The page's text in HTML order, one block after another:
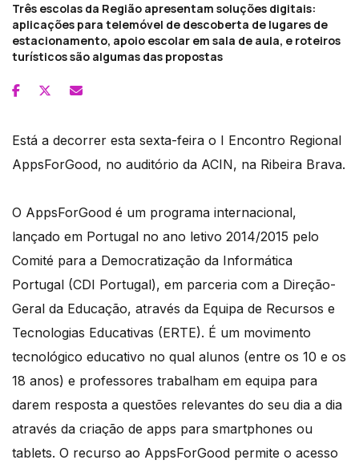
Três escolas da Região apresentam soluções digitais:
aplicações para telemóvel de descoberta de lugares de
estacionamento, apoio escolar em sala de aula, e roteiros
turísticos são algumas das propostas
Está a decorrer esta sexta-feira o I Encontro Regional
AppsForGood, no auditório da ACIN, na Ribeira Brava.
O AppsForGood é um programa internacional,
lançado em Portugal no ano letivo 2014/2015 pelo
Comité para a Democratização da Informática
Portugal (CDI Portugal), em parceria com a Direção-
Geral da Educação, através da Equipa de Recursos e
Tecnologias Educativas (ERTE). É um movimento
tecnológico educativo no qual alunos (entre os 10 e os
18 anos) e professores trabalham em equipa para
darem resposta a questões relevantes do seu dia a dia
através da criação de apps para smartphones ou
tablets. O recurso ao AppsForGood permite o acesso